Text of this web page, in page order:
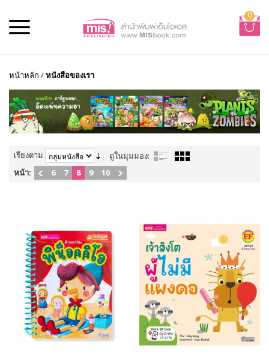
0
หน้าหลัก /หนังสือของเรา
เรียงตาม
ดูในมุมมอง:
หน้า:
6 7 8 9 10